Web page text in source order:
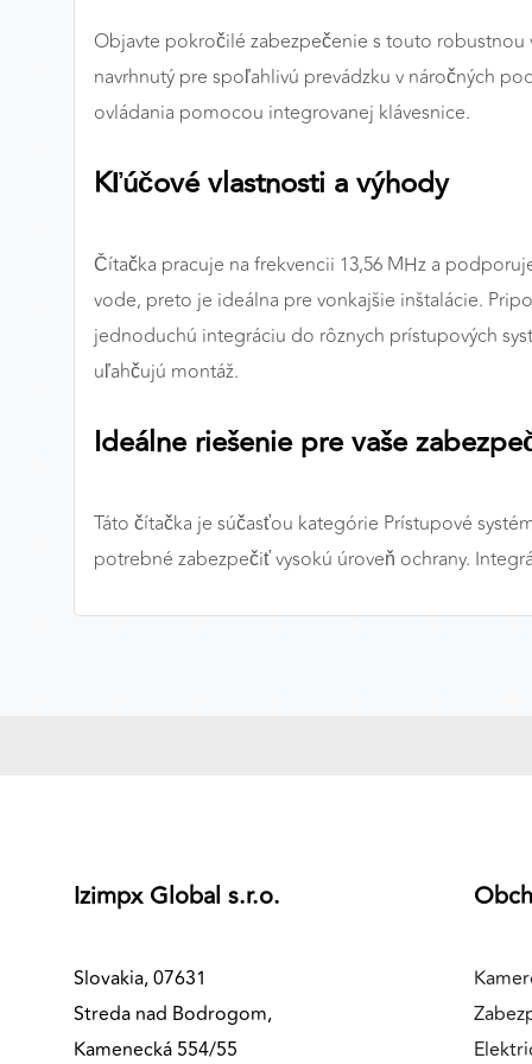
Objavte pokročilé zabezpečenie s touto robustnou
navrhnutý pre spoľahlivú prevádzku v náročných
ovládania pomocou integrovanej klávesnice.
Kľúčové vlastnosti a výhody
Čítačka pracuje na frekvencii 13,56 MHz a
vode, preto je ideálna pre vonkajšie inštalácie.
jednoduchú integráciu do rôznych prístupových
uľahčujú montáž.
Ideálne riešenie pre vaše
Táto čítačka je súčasťou kategórie Prístupové
potrebné zabezpečiť vysokú úroveň ochrany.
Izimpx Global s.r.o.
Slovakia, 07631
Streda nad Bodrogom,
Kamenecká 554/55
Preferenčné cookies
Analytické cookies nám umožňujú meranie výkonu
nášho webu. Ich pomocou určujeme počet návštev a
pomocou týchto cookies spracovávame anonymne a
súhrnne, bez použitia identifikátorov, ktoré ukazujú na
konkrétnych používateľov nášho webu. Vďaka týmto
cookies môžeme optimalizovať výkon a funkčnosť
našich stránok.
Google Analytics
MARKETINGOVÉ COOKIES